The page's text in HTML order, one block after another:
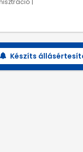
|
Készíts